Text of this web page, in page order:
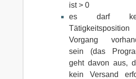
ist > 0
es darf
Vorgang
sein (das
geht davon aus,
kein Versand